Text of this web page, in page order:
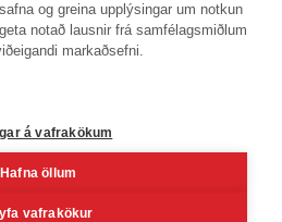
og greina upplýsingar um notkun
notað lausnir frá samfélagsmiðlum
markaðsefni.
á vafrakökum
Hafna öllum
vafrakökur